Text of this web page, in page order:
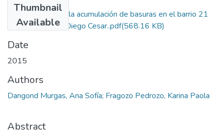
Thumbnail
Available
Impacto social de la acumulación de basuras en el barrio 21
de Enero en San Diego Cesar..pdf(568.16 KB)
Date
2015
Authors
Dangond Murgas, Ana Sofía; Fragozo Pedrozo, Karina Paola
Abstract